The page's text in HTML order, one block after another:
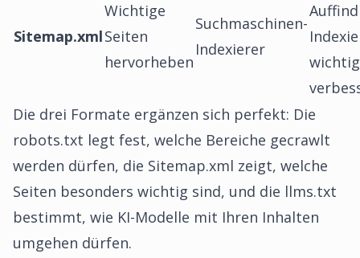
Sitemap.xml
Wichtige
Seiten
hervorheben
Suchmaschinen-
Indexierer
Die drei Formate ergänzen sich perfekt: Die
robots.txt legt fest, welche Bereiche gecrawlt
werden dürfen, die Sitemap.xml zeigt, welche
Seiten besonders wichtig sind, und die llms.txt
bestimmt, wie KI-Modelle mit Ihren Inhalten
umgehen dürfen.